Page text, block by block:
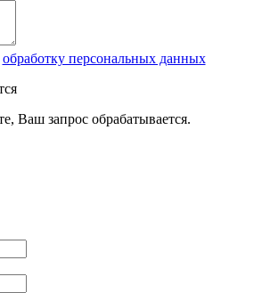
обработку персональных данных
Ваш запрос обрабатывается.